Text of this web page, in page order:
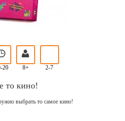
20 8+ 2-7
то кино!
выбрать то самое кино!